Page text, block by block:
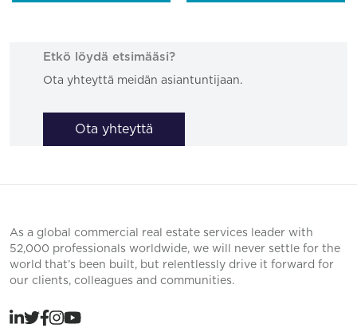
Etkö löydä etsimääsi?
Ota yhteyttä meidän asiantuntijaan.
Ota yhteyttä
As a global commercial real estate services leader with
52,000 professionals worldwide, we will never settle for the
world that’s been built, but relentlessly drive it forward for
our clients, colleagues and communities.